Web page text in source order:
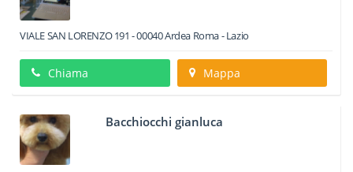
VIALE SAN LORENZO 191 -00040Ardea Roma -Lazio
Chiama Mappa
Bacchiocchi gianluca